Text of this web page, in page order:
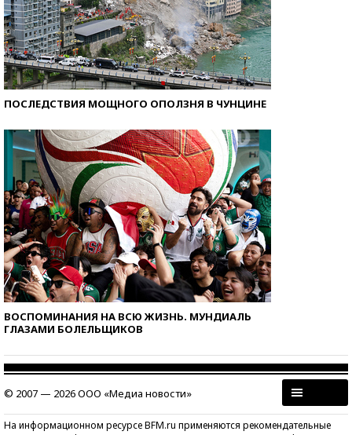
ПОСЛЕДСТВИЯ МОЩНОГО ОПОЛЗНЯ В ЧУНЦИНЕ
ВОСПОМИНАНИЯ НА ВСЮ ЖИЗНЬ. МУНДИАЛЬ
ГЛАЗАМИ БОЛЕЛЬЩИКОВ
© 2007 — 2026 ООО «Медиа новости»
На информационном ресурсе BFM.ru применяются рекомендательные